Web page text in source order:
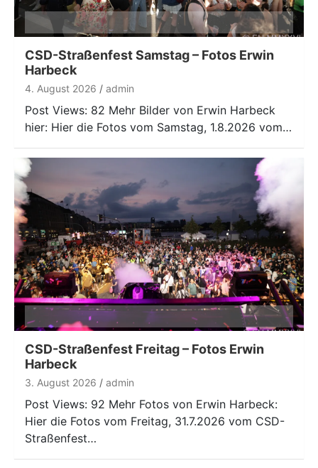
CSD-Straßenfest Samstag – Fotos Erwin
Harbeck
4. August 2026 admin
Post Views: 82 Mehr Bilder von Erwin Harbeck
hier: Hier die Fotos vom Samstag, 1.8.2026 vom…
CSD-Straßenfest Freitag – Fotos Erwin
Harbeck
3. August 2026 admin
Post Views: 92 Mehr Fotos von Erwin Harbeck:
Hier die Fotos vom Freitag, 31.7.2026 vom CSD-
Straßenfest…